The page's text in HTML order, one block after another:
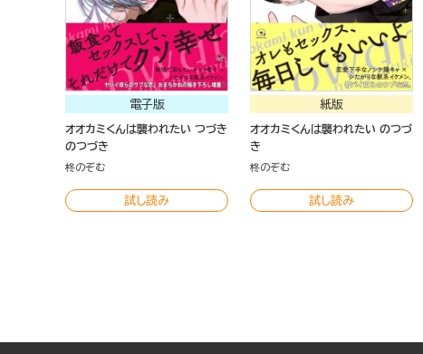
電子版
オオカミくんは襲われたい つづき
のつづき
柊のぞむ
試し読み
紙版
オオカミくんは襲われたい のつづ
き
柊のぞむ
試し読み